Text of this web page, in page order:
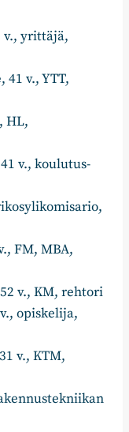
v., yrittäjä,
41 v., YTT,
HL,
v., koulutus-
FM, MBA,
v., KM, rehtori
opiskelija,
v., KTM,